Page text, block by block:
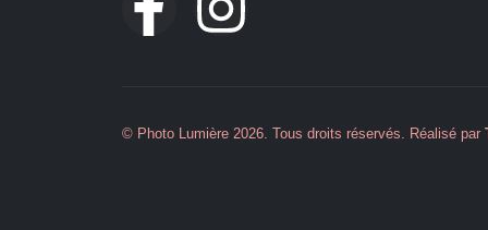
© Photo Lumière 2026. Tous droits réservés. Réalisé par